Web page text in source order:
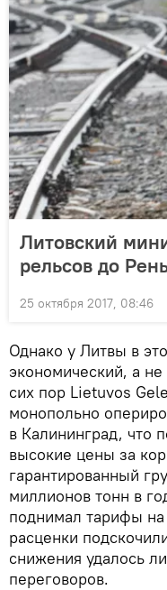
Литовский
рельсов до
25 октября 2017, 08:46
Однако у Литвы в
экономический, а
сих пор Lietuvos
монопольно
в Калининград, что
высокие цены за
гарантированный
миллионов тонн в
поднимал тарифы на
расценки
снижения удалось
переговоров.